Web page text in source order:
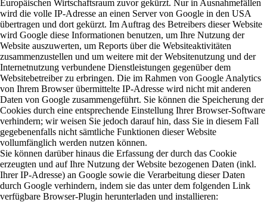
Europäischen Wirtschaftsraum zuvor gekürzt. Nur in Ausnahmefällen
wird die volle IP-Adresse an einen Server von Google in den USA
übertragen und dort gekürzt. Im Auftrag des Betreibers dieser Website
wird Google diese Informationen benutzen, um Ihre Nutzung der
Website auszuwerten, um Reports über die Websiteaktivitäten
zusammenzustellen und um weitere mit der Websitenutzung und der
Internetnutzung verbundene Dienstleistungen gegenüber dem
Websitebetreiber zu erbringen. Die im Rahmen von Google Analytics
von Ihrem Browser übermittelte IP-Adresse wird nicht mit anderen
Daten von Google zusammengeführt. Sie können die Speicherung der
Cookies durch eine entsprechende Einstellung Ihrer Browser-Software
verhindern; wir weisen Sie jedoch darauf hin, dass Sie in diesem Fall
gegebenenfalls nicht sämtliche Funktionen dieser Website
vollumfänglich werden nutzen können.
Sie können darüber hinaus die Erfassung der durch das Cookie
erzeugten und auf Ihre Nutzung der Website bezogenen Daten (inkl.
Ihrer IP-Adresse) an Google sowie die Verarbeitung dieser Daten
durch Google verhindern, indem sie das unter dem folgenden Link
verfügbare Browser-Plugin herunterladen und installieren: